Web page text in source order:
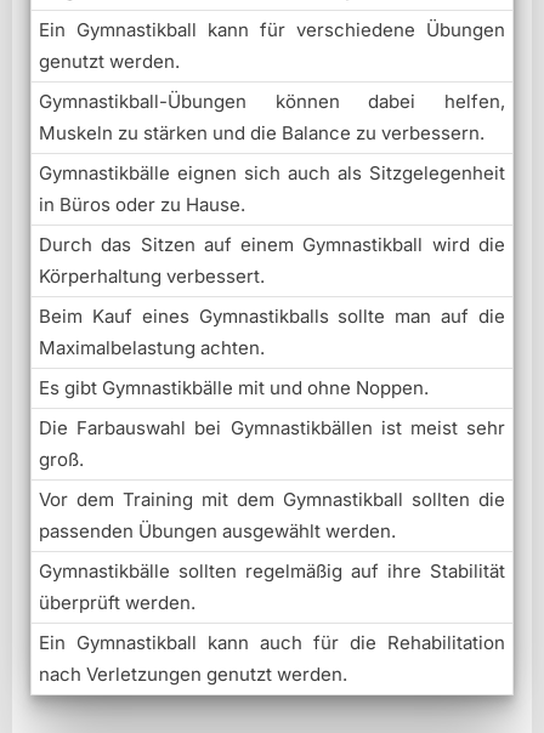
Ein Gymnastikball kann für verschiedene Übungen
genutzt werden.
Gymnastikball-Übungen können dabei helfen,
Muskeln zu stärken und die Balance zu verbessern.
Gymnastikbälle eignen sich auch als Sitzgelegenheit
in Büros oder zu Hause.
Durch das Sitzen auf einem Gymnastikball wird die
Körperhaltung verbessert.
Beim Kauf eines Gymnastikballs sollte man auf die
Maximalbelastung achten.
Es gibt Gymnastikbälle mit und ohne Noppen.
Die Farbauswahl bei Gymnastikbällen ist meist sehr
groß.
Vor dem Training mit dem Gymnastikball sollten die
passenden Übungen ausgewählt werden.
Gymnastikbälle sollten regelmäßig auf ihre Stabilität
überprüft werden.
Ein Gymnastikball kann auch für die Rehabilitation
nach Verletzungen genutzt werden.